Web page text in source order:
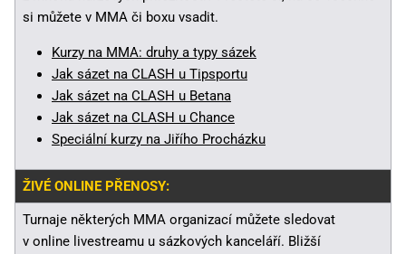
si můžete v MMA či boxu vsadit.
Kurzy na MMA: druhy a typy sázek
Jak sázet na CLASH u Tipsportu
Jak sázet na CLASH u Betana
Jak sázet na CLASH u Chance
Speciální kurzy na Jiřího Procházku
ŽIVÉ ONLINE PŘENOSY:
Turnaje některých MMA organizací můžete sledovat
v online livestreamu u sázkových kanceláří. Bližší